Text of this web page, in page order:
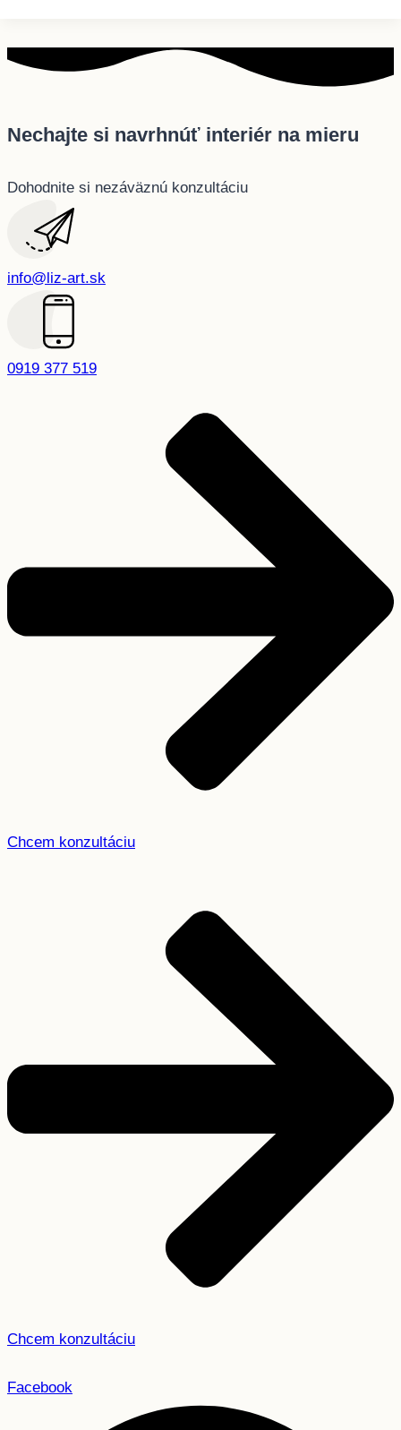
Nechajte si navrhnúť interiér na mieru
Dohodnite si nezáväznú konzultáciu
info@liz-art.sk
0919 377 519
Chcem konzultáciu
Chcem konzultáciu
Facebook